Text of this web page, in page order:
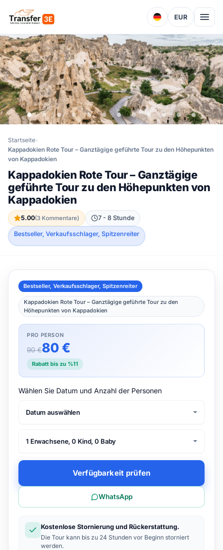
EUR
Startseite
Kappadokien Rote Tour – Ganztägige geführte Tour zu den Höhepunkten
von Kappadokien
Kappadokien Rote Tour – Ganztägige
geführte Tour zu den Höhepunkten von
Kappadokien
5.00(3 Kommentare) 7 - 8 Stunde
Bestseller, Verkaufsschlager, Spitzenreiter
Bestseller, Verkaufsschlager, Spitzenreiter
Kappadokien Rote Tour – Ganztägige geführte Tour zu den
Höhepunkten von Kappadokien
PRO PERSON
90 €80 €
Rabatt bis zu %11
Wählen Sie Datum und Anzahl der Personen
Datum auswählen
1 Erwachsene, 0 Kind, 0 Baby
Verfügbarkeit prüfen
WhatsApp
Kostenlose Stornierung und Rückerstattung.
Die Tour kann bis zu 24 Stunden vor Beginn storniert
werden.